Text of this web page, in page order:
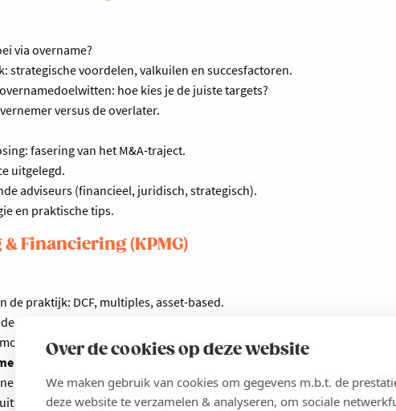
Over de cookies op deze website
We maken gebruik van cookies om gegevens m.b.t. de
deze website te verzamelen & analyseren, om sociale
via overname?
strategische voordelen, valkuilen en succesfactoren.
hoe kies je de juiste targets?
versus de overlater.
fasering van het M&A-traject.
uitgelegd.
adviseurs (financieel, juridisch, strategisch).
en praktische tips.
Financiering (KPMG)
de praktijk: DCF, multiples, asset-based.
het verschil maakt.
het onderhandelingsproces beïnvloeden.
financieringsopties:
business angels, crowdfunding, vendor loan, overheidssteun.